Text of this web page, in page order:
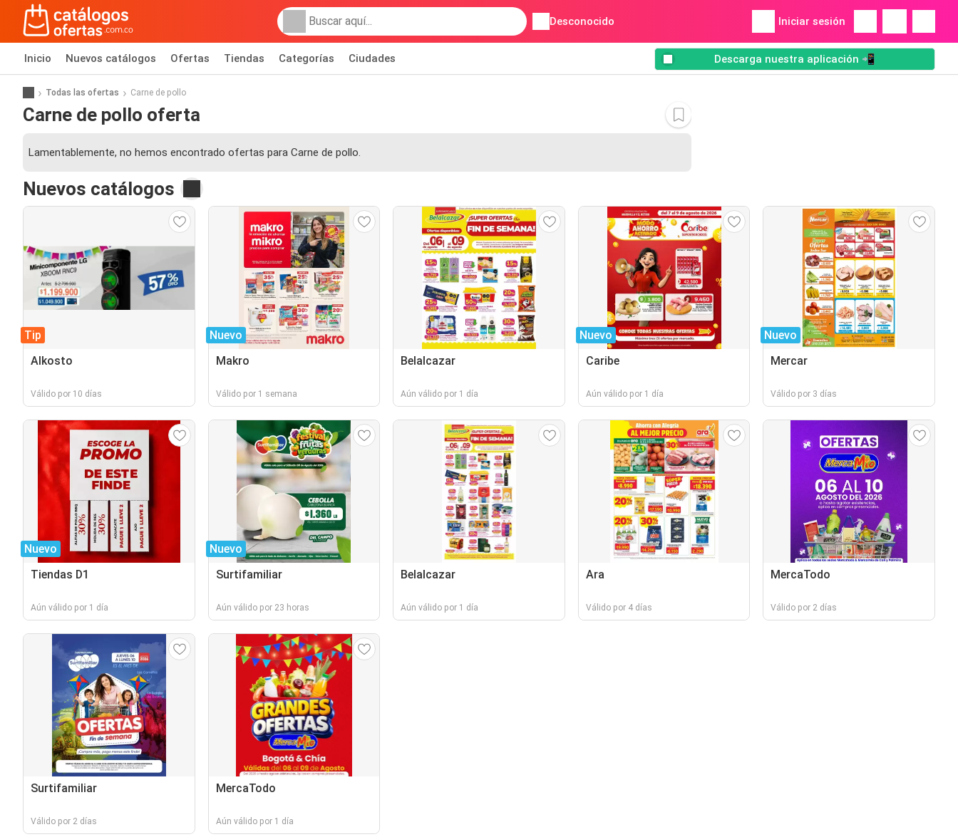
Desconocido Iniciar sesión
Inicio Nuevos catálogos Ofertas Tiendas Categorías Ciudades Descarga nuestra aplicación 📲
Todas las ofertas Carne de pollo
Carne de pollo oferta
Lamentablemente, no hemos encontrado ofertas para Carne de pollo.
Nuevos catálogos
Tip
Alkosto
Válido por 10 días
Nuevo
Makro
Válido por 1 semana
Belalcazar
Aún válido por 1 día
Nuevo
Caribe
Aún válido por 1 día
Nuevo
Mercar
Válido por 3 días
Nuevo
Tiendas D1
Aún válido por 1 día
Nuevo
Surtifamiliar
Aún válido por 23 horas
Belalcazar
Aún válido por 1 día
Ara
Válido por 4 días
MercaTodo
Válido por 2 días
Surtifamiliar
Válido por 2 días
MercaTodo
Aún válido por 1 día